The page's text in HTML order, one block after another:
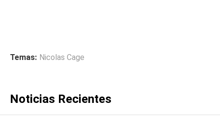
Temas: Nicolas Cage
Noticias Recientes